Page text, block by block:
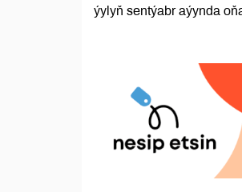
ýylyň sentýabr aýynda